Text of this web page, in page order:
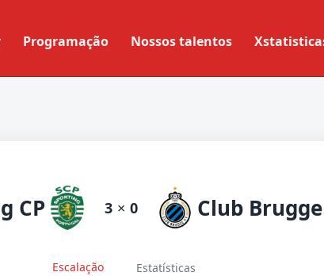
Programação Nossos talentos
CP 3 × 0 Club Brugge
Escalação Estatísticas